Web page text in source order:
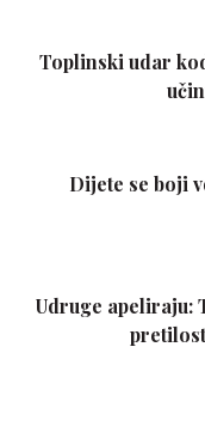
Toplinski udar
Dijete se boji
Udruge apeliraju: